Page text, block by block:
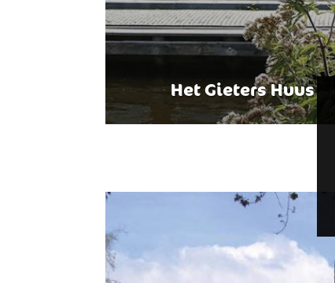
Het Gieters Huus